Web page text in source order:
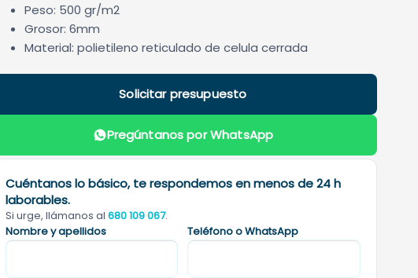
Peso: 500 gr/m2
Grosor: 6mm
Material: polietileno reticulado de celula cerrada
Solicitar presupuesto
Pregúntanos por WhatsApp
Cuéntanos lo básico, te respondemos en menos de 24 h
laborables.
Si urge, llámanos al 680 109 067.
Nombre y apellidos
Teléfono o WhatsApp